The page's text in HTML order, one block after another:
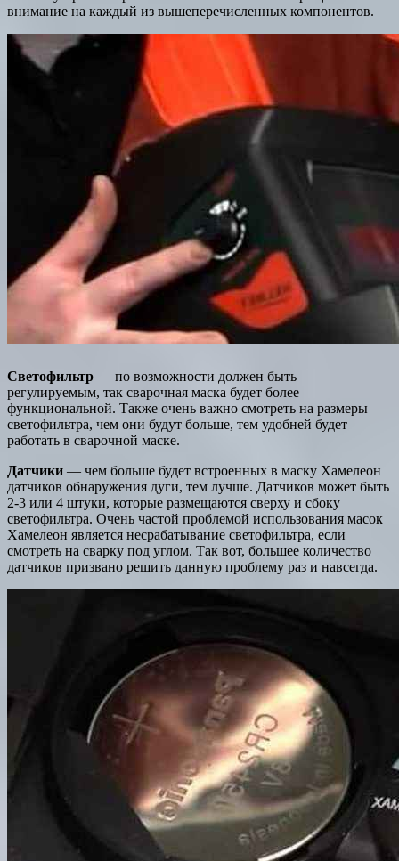
внимание на каждый из вышеперечисленных компонентов.
Светофильтр — по возможности должен быть
регулируемым, так сварочная маска будет более
функциональной. Также очень важно смотреть на размеры
светофильтра, чем они будут больше, тем удобней будет
работать в сварочной маске.
Датчики — чем больше будет встроенных в маску Хамелеон
датчиков обнаружения дуги, тем лучше. Датчиков может быть
2-3 или 4 штуки, которые размещаются сверху и сбоку
светофильтра. Очень частой проблемой использования масок
Хамелеон является несрабатывание светофильтра, если
смотреть на сварку под углом. Так вот, большее количество
датчиков призвано решить данную проблему раз и навсегда.